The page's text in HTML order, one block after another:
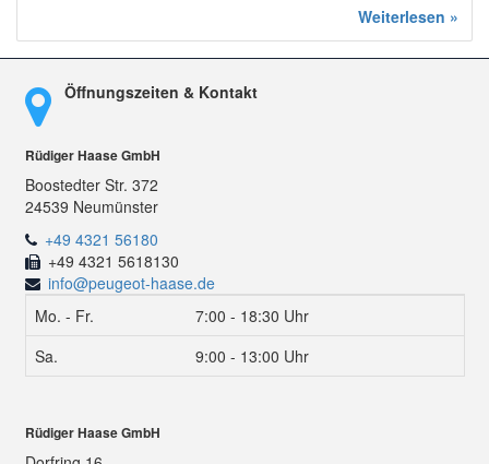
Weiterlesen »
Öffnungszeiten & Kontakt
Rüdiger Haase GmbH
Boostedter Str. 372
24539 Neumünster
+49 4321 56180
+49 4321 5618130
info@peugeot-haase.de
Mo. - Fr.
7:00 - 18:30 Uhr
Sa.
9:00 - 13:00 Uhr
Rüdiger Haase GmbH